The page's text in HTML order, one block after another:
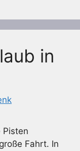
in
Pisten
Fahrt. In